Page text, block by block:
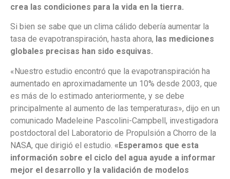
crea las condiciones para la vida en la tierra.
Si bien se sabe que un clima cálido debería aumentar la
tasa de evapotranspiración, hasta ahora, las mediciones
globales precisas han sido esquivas.
«Nuestro estudio encontró que la evapotranspiración ha
aumentado en aproximadamente un 10% desde 2003, que
es más de lo estimado anteriormente, y se debe
principalmente al aumento de las temperaturas», dijo en un
comunicado Madeleine Pascolini-Campbell, investigadora
postdoctoral del Laboratorio de Propulsión a Chorro de la
NASA, que dirigió el estudio. «Esperamos que esta
información sobre el ciclo del agua ayude a informar
mejor el desarrollo y la validación de modelos